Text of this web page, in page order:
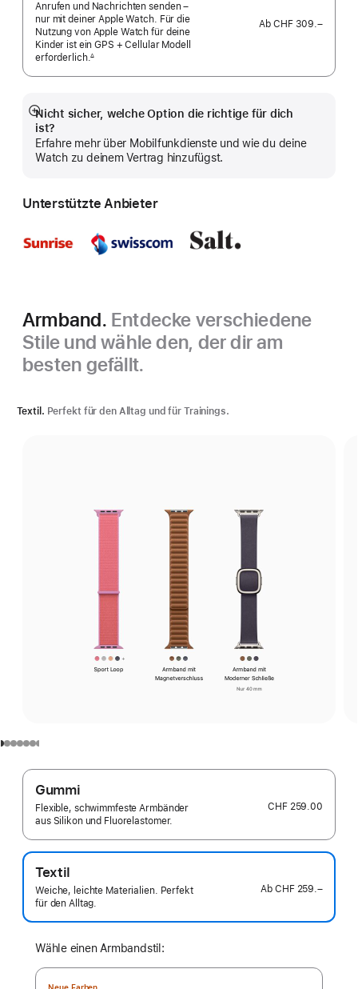
Anrufen und Nachrichten senden –
nur mit deiner Apple Watch. Für die
Nutzung von Apple Watch für deine
Kinder ist ein GPS + Cellular Modell
erforderlich.∆
AbCHF 309.–
Nicht sicher, welche Option die richtige für dich
ist?
Erfahre mehr über Mobilfunkdienste und wie du deine
Watch zu deinem Vertrag hinzufügst.
Mehr
anzeigen
Unterstützte Anbieter
Armband. Entdecke verschiedene
Stile und wähle den, der dir am
besten gefällt.
Textil. Perfekt für den Alltag und für Trainings.
Gummi
Flexible, schwimmfeste Armbänder
aus Silikon und Fluorelastomer.
CHF 259.00
Textil
Weiche, leichte Materialien. Perfekt
für den Alltag.
AbCHF 259.–
Wähle einen Armbandstil: